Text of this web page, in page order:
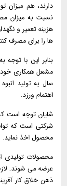
دارند، هم میزان
نسبت به میزان
هزینه تعمیر و
ها را برای مصرف
بنابر این با توجه
سال به تولید
اهتمام ورزد.
شایان توجه است
شرکتی است که
محصول اخذ نماید.
محصولات تولیدی
عرضه می شوند.
ذهن خلاق کار